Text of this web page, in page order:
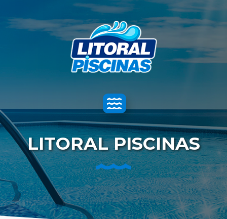
Toggle
navigation
LITORAL PISCINAS